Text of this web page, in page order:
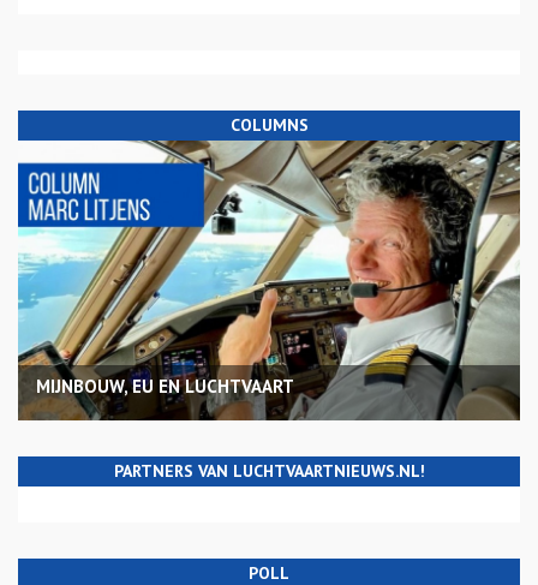
COLUMNS
MIJNBOUW, EU EN LUCHTVAART
PARTNERS VAN LUCHTVAARTNIEUWS.NL!
POLL